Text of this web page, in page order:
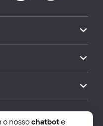
of Economics and
o nossochatbote